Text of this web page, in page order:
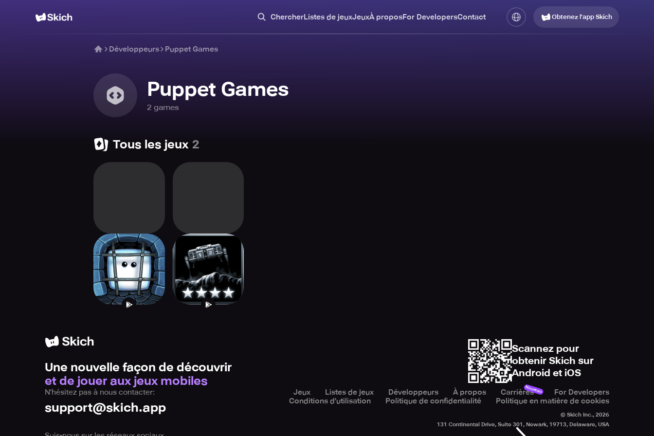
ChercherListes de jeuxJeuxÀ proposFor DevelopersContact Obtenez l’app Skich
Développeurs Puppet Games
Puppet Games
2 games
Tous les jeux 2
Kub - Puzzle
Platformer
Lunar Mission
Une nouvelle façon de découvrir
et de jouer aux jeux mobiles
Scannez pour
obtenir Skich sur
Android et iOS
N'hésitez pas à nous contacter:
support@skich.app
Jeux Listes de jeux Développeurs À propos CarrièresNouveau
For Developers
Conditions d'utilisation
Politique de confidentialité Politique en matière de cookies
© Skich Inc., 2026
131 Continental Drive, Suite 301, Newark, 19713, Delaware, USA